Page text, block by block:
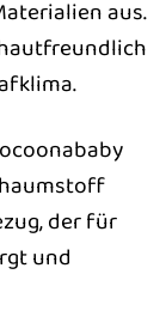
aus.
der für
und